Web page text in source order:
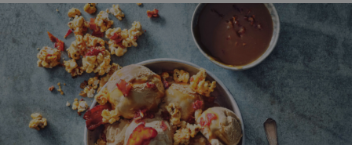
Cuts and Cooking Methods